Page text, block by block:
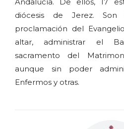
diócesis de Jerez. Son
proclamación del
altar, administrar el
sacramento del
aunque sin poder
Enfermos y otras.